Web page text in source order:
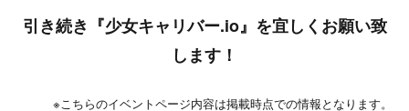
引き続き『少女キャリバー.io』を宜しくお願い致
します！
※こちらのイベントページ内容は掲載時点での情報となります。